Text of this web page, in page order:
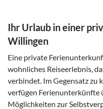
Ihr Urlaub in einer
Willingen
Eine private
wohnliches Reiseerlebnis,
verbindet. Im Gegensatz zu
verfügen Ferienunterkünfte
Möglichkeiten zur